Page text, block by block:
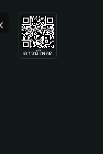
ดาวน์โหลด